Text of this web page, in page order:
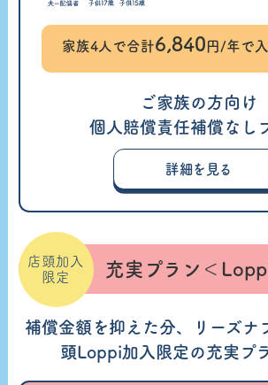
家族4人で合計6,840円/年で
ご家族の方向け
個人賠償責任補償なし
詳細を見る
店頭加入
限定
充実プラン＜
補償金額を抑えた分、リーズナ
頭Loppi加入限定の充実プラ